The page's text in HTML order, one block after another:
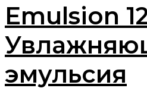
Emulsion
эмульсия